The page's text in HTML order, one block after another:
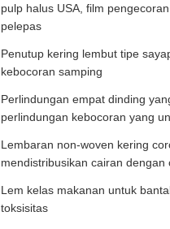
pulp halus USA, film
pelepas
Penutup kering lembut tipe
kebocoran samping
Perlindungan empat dinding
perlindungan kebocoran yang
Lembaran non-woven kering
mendistribusikan cairan dengan
Lem kelas makanan untuk
toksisitas